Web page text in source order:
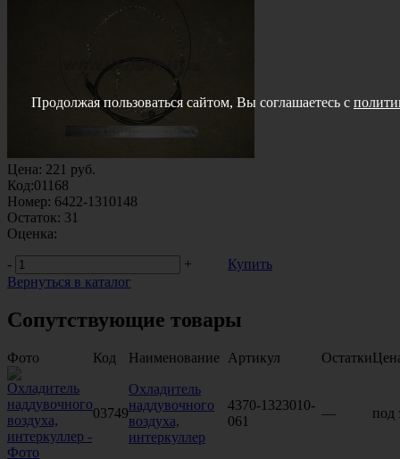
Цена: 221 руб.
Код:01168
Номер: 6422-1310148
Остаток: 31
Оценка:
-
+
Купить
Вернуться в каталог
Сопутствующие товары
Фото Код Наименование Артикул Остатки
03749
Охладитель
наддувочного
воздуха,
интеркуллер
4370-1323010-
061
— под
Продолжая пользоваться сайтом, Вы соглашаетесь с